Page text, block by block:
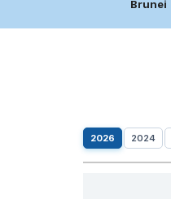
Brunei
2026 2024